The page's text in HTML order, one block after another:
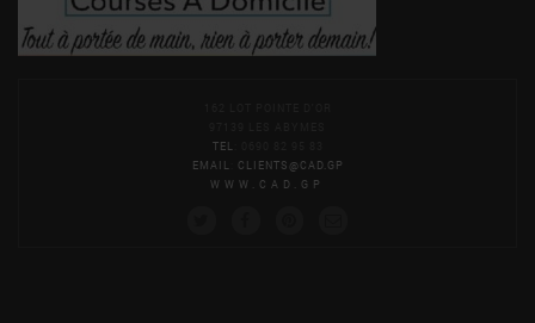
TEL
EMAIL
CLIENTS@CAD.GP
WWW.CAD.GP